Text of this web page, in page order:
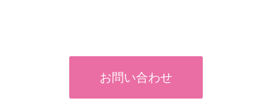
お問い合わせ